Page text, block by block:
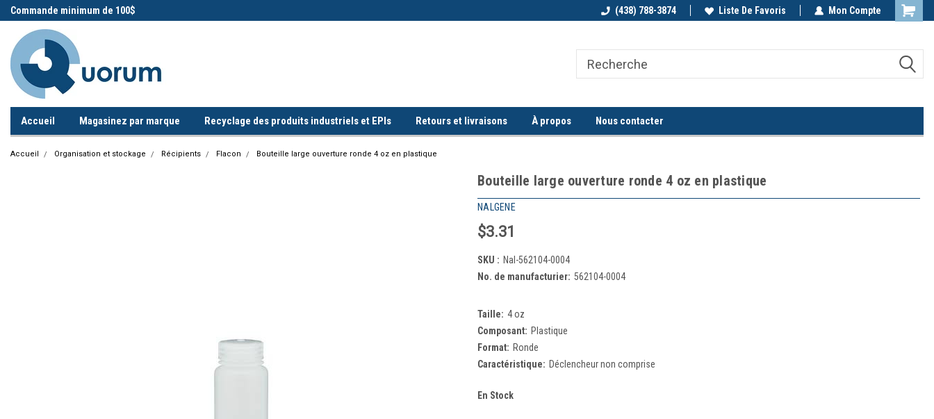
Commande minimum de 100$ Commande minimum de 100$ Appelez-nous!
(438) 788-3874 Liste De Favoris Mon Compte
Accueil Magasinez par marque Recyclage des produits industriels et EPIs Retours et livraisons À propos Nous contacter
Accueil Organisation et stockage Récipients Flacon Bouteille large ouverture ronde 4 oz en plastique
Bouteille large ouverture ronde 4 oz en plastique
NALGENE
$3.31
SKU : Nal-562104-0004
No. de manufacturier: 562104-0004
Taille: 4 oz
Composant: Plastique
Format: Ronde
Caractéristique: Déclencheur non comprise
En Stock